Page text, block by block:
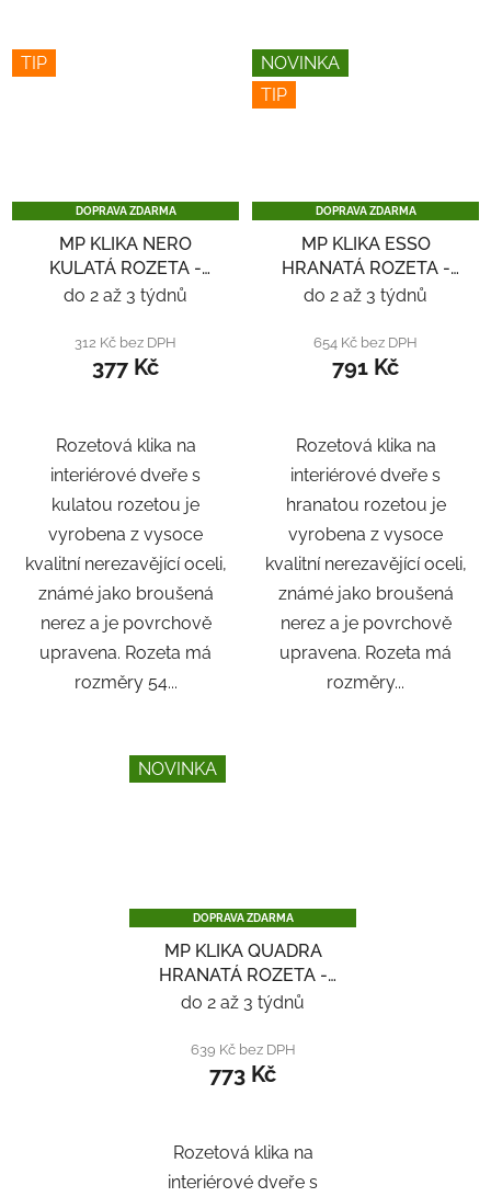
TIP
DOPRAVA ZDARMA
MP KLIKA NERO
KULATÁ ROZETA -
NEREZ
do 2 až 3 týdnů
312 Kč bez DPH
377 Kč
Rozetová klika na
interiérové ​​dveře s
kulatou rozetou je
vyrobena z vysoce
kvalitní nerezavějící oceli,
známé jako broušená
nerez a je povrchově
upravena. Rozeta má
rozměry 54...
NOVINKA
TIP
DOPRAVA ZDARMA
MP KLIKA ESSO
HRANATÁ ROZETA -
ČERNÁ
do 2 až 3 týdnů
654 Kč bez DPH
791 Kč
Rozetová klika na
interiérové ​​dveře s
hranatou rozetou je
vyrobena z vysoce
kvalitní nerezavějící oceli,
známé jako broušená
nerez a je povrchově
upravena. Rozeta má
rozměry...
NOVINKA
DOPRAVA ZDARMA
MP KLIKA QUADRA
HRANATÁ ROZETA -
NEREZ
do 2 až 3 týdnů
639 Kč bez DPH
773 Kč
Rozetová klika na
interiérové ​​dveře s